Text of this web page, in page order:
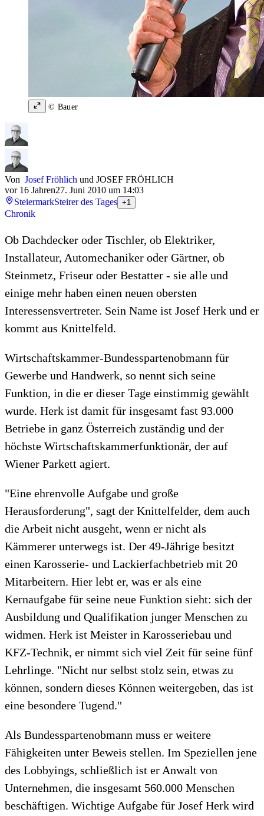
© Bauer
Von Josef Fröhlich und JOSEF FRÖHLICH
vor 16 Jahren27. Juni 2010 um 14:03
SteiermarkSteirer des Tages +1
Chronik
Ob Dachdecker oder Tischler, ob Elektriker,
Installateur, Automechaniker oder Gärtner, ob
Steinmetz, Friseur oder Bestatter - sie alle und
einige mehr haben einen neuen obersten
Interessensvertreter. Sein Name ist Josef Herk und er
kommt aus Knittelfeld.
Wirtschaftskammer-Bundesspartenobmann für
Gewerbe und Handwerk, so nennt sich seine
Funktion, in die er dieser Tage einstimmig gewählt
wurde. Herk ist damit für insgesamt fast 93.000
Betriebe in ganz Österreich zuständig und der
höchste Wirtschaftskammerfunktionär, der auf
Wiener Parkett agiert.
"Eine ehrenvolle Aufgabe und große
Herausforderung", sagt der Knittelfelder, dem auch
die Arbeit nicht ausgeht, wenn er nicht als
Kämmerer unterwegs ist. Der 49-Jährige besitzt
einen Karosserie- und Lackierfachbetrieb mit 20
Mitarbeitern. Hier lebt er, was er als eine
Kernaufgabe für seine neue Funktion sieht: sich der
Ausbildung und Qualifikation junger Menschen zu
widmen. Herk ist Meister in Karosseriebau und
KFZ-Technik, er nimmt sich viel Zeit für seine fünf
Lehrlinge. "Nicht nur selbst stolz sein, etwas zu
können, sondern dieses Können weitergeben, das ist
eine besondere Tugend."
Als Bundesspartenobmann muss er weitere
Fähigkeiten unter Beweis stellen. Im Speziellen jene
des Lobbyings, schließlich ist er Anwalt von
Unternehmen, die insgesamt 560.000 Menschen
beschäftigen. Wichtige Aufgabe für Josef Herk wird